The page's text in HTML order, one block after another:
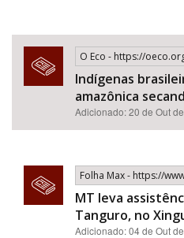
O Eco - https://
Indígenas
amazônica
Adicionado: 20 de Out
Folha Max - https://
MT leva
Tanguro, no
Adicionado: 04 de Out